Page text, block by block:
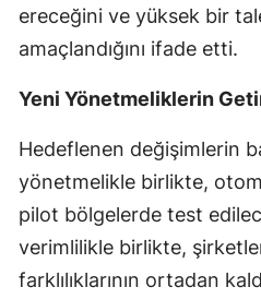
ereceğini ve yüksek bir
amaçlandığını ifade etti.
Yeni Yönetmeliklerin
Hedeflenen değişimlerin
yönetmelikle birlikte,
pilot bölgelerde test
verimlilikle birlikte,
farklılıklarının ortadan